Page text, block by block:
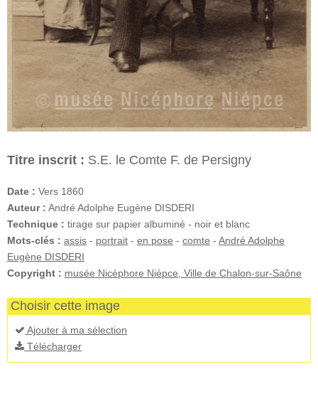
Titre inscrit : S.E. le Comte F. de Persigny
Date : Vers 1860
Auteur : André Adolphe Eugène DISDERI
Technique : tirage sur papier albuminé - noir et blanc
Mots-clés : assis - portrait - en pose - comte - André Adolphe
Eugène DISDERI
Copyright : musée Nicéphore Niépce, Ville de Chalon-sur-Saône
Choisir cette image
Ajouter à ma sélection
Télécharger